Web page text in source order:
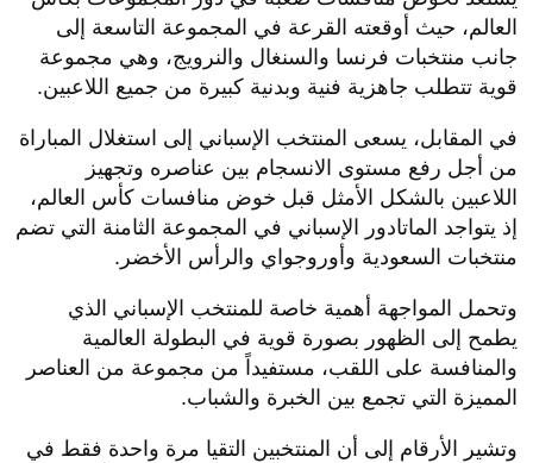
العالم، حيث أوقعته القرعة في المجموعة التاسعة إلى
جانب منتخبات فرنسا والسنغال والنرويج، وهي مجموعة
قوية تتطلب جاهزية فنية وبدنية كبيرة من جميع اللاعبين.
في المقابل، يسعى المنتخب الإسباني إلى استغلال المباراة
من أجل رفع مستوى الانسجام بين عناصره وتجهيز
اللاعبين بالشكل الأمثل قبل خوض منافسات كأس العالم،
إذ يتواجد الماتادور الإسباني في المجموعة الثامنة التي تضم
منتخبات السعودية وأوروجواي والرأس الأخضر.
وتحمل المواجهة أهمية خاصة للمنتخب الإسباني الذي
يطمح إلى الظهور بصورة قوية في البطولة العالمية
والمنافسة على اللقب، مستفيداً من مجموعة من العناصر
المميزة التي تجمع بين الخبرة والشباب.
وتشير الأرقام إلى أن المنتخبين التقيا مرة واحدة فقط في